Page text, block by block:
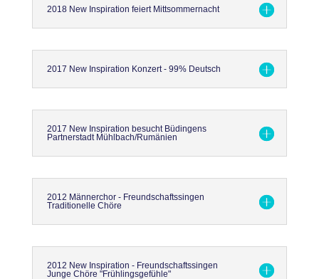
2018 New Inspiration feiert Mittsommernacht
2017 New Inspiration Konzert - 99% Deutsch
2017 New Inspiration besucht Büdingens
Partnerstadt Mühlbach/Rumänien
2012 Männerchor - Freundschaftssingen
Traditionelle Chöre
2012 New Inspiration - Freundschaftssingen
Junge Chöre "Frühlingsgefühle"